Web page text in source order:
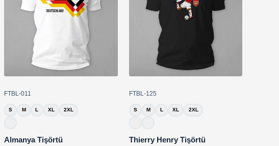
FTBL-011
S M L XL 2XL
Almanya Tişörtü
FTBL-125
S M L XL 2XL
Thierry Henry Tişörtü